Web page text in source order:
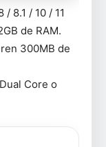
8.1 / 10 / 11
de RAM.
300MB de
Core o